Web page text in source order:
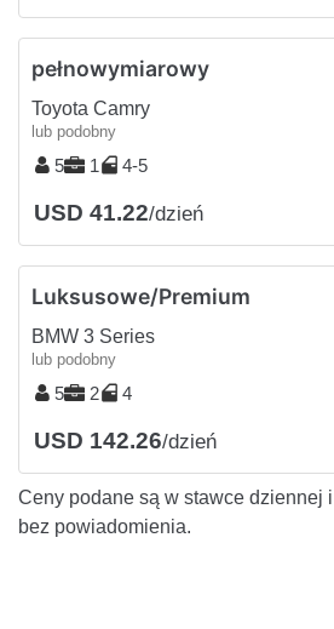
pełnowymiarowy
Toyota Camry
lub podobny
5 1 4-5
USD 41.22/dzień
Luksusowe/Premium
BMW 3 Series
lub podobny
5 2 4
USD 142.26/dzień
Ceny podane są w stawce dziennej
bez powiadomienia.